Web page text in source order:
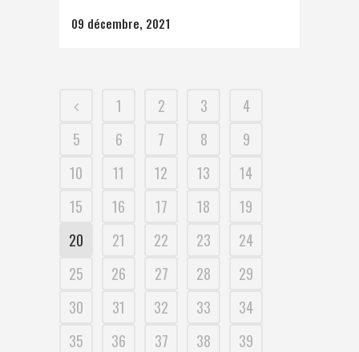
09 décembre, 2021
1 2 3
4
5
6 7 8
9
10
11 12 13
14
15
16 17 18
19
20
21 22 23
24
25
26 27 28
29
30
31 32 33
34
35
36 37 38
39